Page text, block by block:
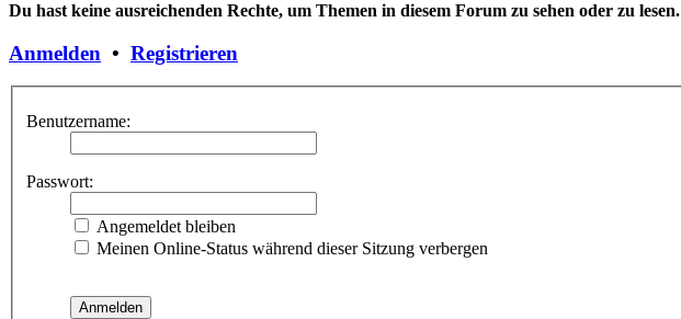
Du hast keine ausreichenden Rechte, um Themen in diesem Forum zu sehen oder zu lesen.
Anmelden • Registrieren
Benutzername:
Passwort:
Angemeldet bleiben
Meinen Online-Status während dieser Sitzung verbergen